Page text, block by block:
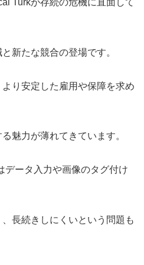
Turkが存続の危機に直面して
新たな競合の登場です。
り安定した雇用や保障を求め
魅力が薄れてきています。
データ入力や画像のタグ付け
長続きしにくいという問題も